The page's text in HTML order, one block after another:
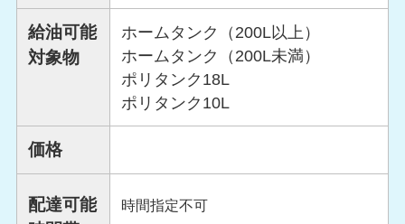
給油可能
対象物
ホームタンク（200L以上）
ホームタンク（200L未満）
ポリタンク18L
ポリタンク10L
価格
配達可能
時間指定不可